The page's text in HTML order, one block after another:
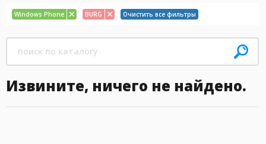
Windows Phone BURG Очистить все фильтры
Извините, ничего не найдено.